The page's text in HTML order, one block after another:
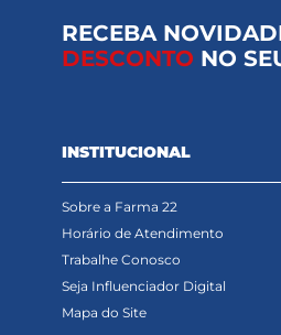
RECEBA
DESCONTO NO
INSTITUCIONAL
Sobre a Farma 22
Horário de Atendimento
Trabalhe Conosco
Seja Influenciador Digital
Mapa do Site